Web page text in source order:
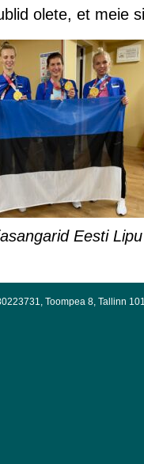
olete, et meie
Eesti
Toompea 8, Tallinn